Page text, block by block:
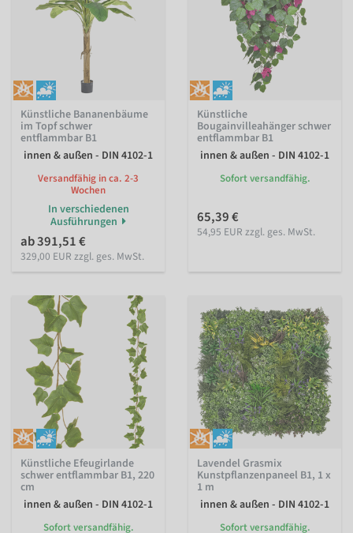
Künstliche Bananenbäume
im Topf schwer
entflammbar B1
innen & außen - DIN 4102-1
Versandfähig in ca. 2-3
Wochen
In verschiedenen
Ausführungen
ab 391,51 €
329,00 EUR zzgl. ges. MwSt.
Künstliche
Bougainvilleahänger schwer
entflammbar B1
innen & außen - DIN 4102-1
Sofort versandfähig.
65,39 €
54,95 EUR zzgl. ges. MwSt.
Künstliche Efeugirlande
schwer entflammbar B1, 220
cm
innen & außen - DIN 4102-1
Sofort versandfähig.
Lavendel Grasmix
Kunstpflanzenpaneel B1, 1 x
1 m
innen & außen - DIN 4102-1
Sofort versandfähig.